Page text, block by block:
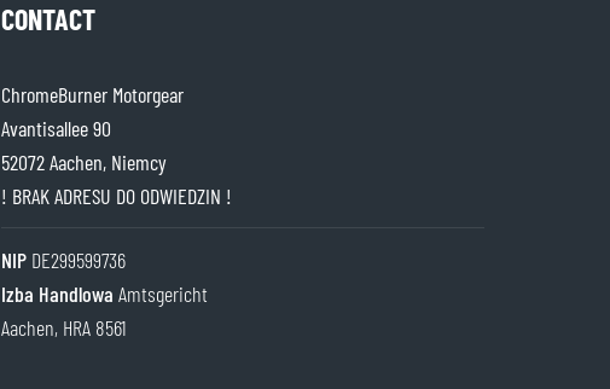
CONTACT
ChromeBurner Motorgear
Avantisallee 90
52072 Aachen, Niemcy
! BRAK ADRESU DO ODWIEDZIN !
NIP DE299599736
Izba Handlowa Amtsgericht
Aachen, HRA 8561